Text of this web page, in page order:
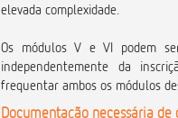
elevada complexidade.
Os módulos V e VI podem
independentemente da
frequentar ambos os módulos
Documentação necessária de